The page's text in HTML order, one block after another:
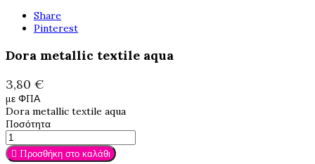
Share
Pinterest
Dora metallic textile aqua
3,80 €
με ΦΠΑ
Dora metallic textile aqua
Ποσότητα
 Προσθήκη στο καλάθι